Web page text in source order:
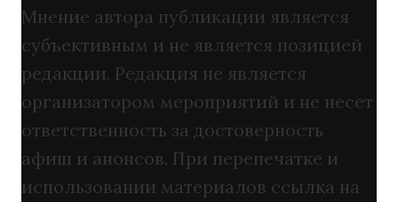
Мнение автора публикации является
субъективным и не является позицией
редакции. Редакция не является
организатором мероприятий и не несет
ответственность за достоверность
афиш и анонсов. При перепечатке и
использовании материалов ссылка на